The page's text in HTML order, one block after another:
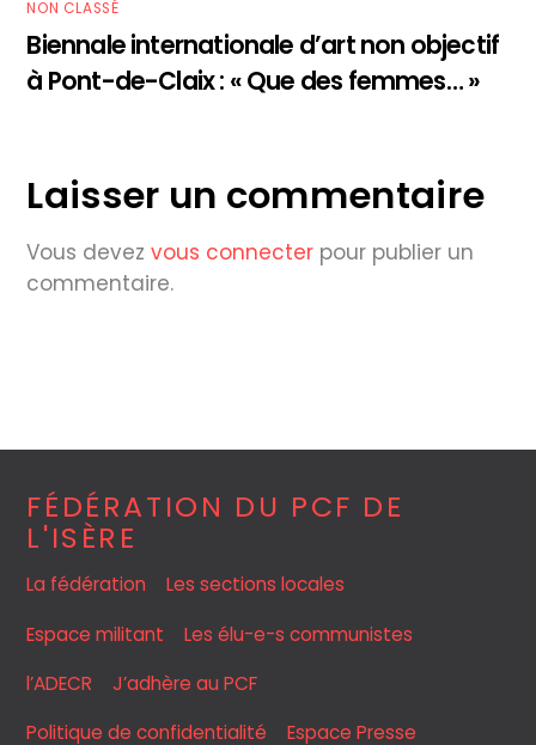
NON CLASSÉ
Biennale internationale d’art non objectif
à Pont-de-Claix : « Que des femmes… »
Laisser un commentaire
Vous devezvous connecter pour publier un
commentaire.
FÉDÉRATION DU PCF DE
L'ISÈRE
La fédération
Les sections locales
Espace militant
Les élu-e-s communistes
l’ADECR
J’adhère au PCF
Politique de confidentialité
Espace Presse